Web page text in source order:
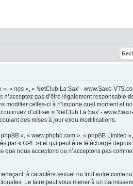
« nos », « NetClub La Sax' - www.Saxo-
pas d’être légalement responsable
modifier celles-ci à n’importe quel moment et
d’utiliser « NetClub La Sax' -
des mises à jour et/ou modifications.
», « www.phpbb.com », « phpBB Limited
par « GPL ») et qui peut être téléchargé depuis
nous acceptons ou n’acceptons pas
à caractère sexuel ou tout autre
Le faire peut vous mener à un